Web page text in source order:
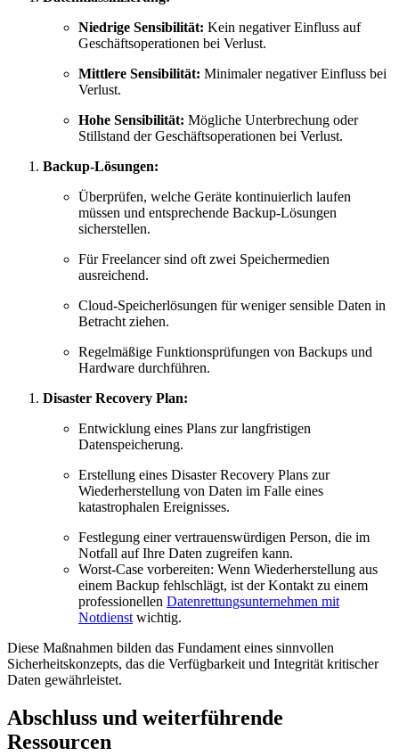
Niedrige Sensibilität: Kein negativer Einfluss auf
Geschäftsoperationen bei Verlust.
Mittlere Sensibilität: Minimaler negativer Einfluss bei
Verlust.
Hohe Sensibilität: Mögliche Unterbrechung oder
Stillstand der Geschäftsoperationen bei Verlust.
Backup-Lösungen:
Überprüfen, welche Geräte kontinuierlich laufen
müssen und entsprechende Backup-Lösungen
sicherstellen.
Für Freelancer sind oft zwei Speichermedien
ausreichend.
Cloud-Speicherlösungen für weniger sensible Daten in
Betracht ziehen.
Regelmäßige Funktionsprüfungen von Backups und
Hardware durchführen.
Disaster Recovery Plan:
Entwicklung eines Plans zur langfristigen
Datenspeicherung.
Erstellung eines Disaster Recovery Plans zur
Wiederherstellung von Daten im Falle eines
katastrophalen Ereignisses.
Festlegung einer vertrauenswürdigen Person, die im
Notfall auf Ihre Daten zugreifen kann.
Worst-Case vorbereiten: Wenn Wiederherstellung aus
einem Backup fehlschlägt, ist der Kontakt zu einem
professionellen Datenrettungsunternehmen mit
Notdienst wichtig.
Diese Maßnahmen bilden das Fundament eines sinnvollen
Sicherheitskonzepts, das die Verfügbarkeit und Integrität kritischer
Daten gewährleistet.
Abschluss und weiterführende
Ressourcen